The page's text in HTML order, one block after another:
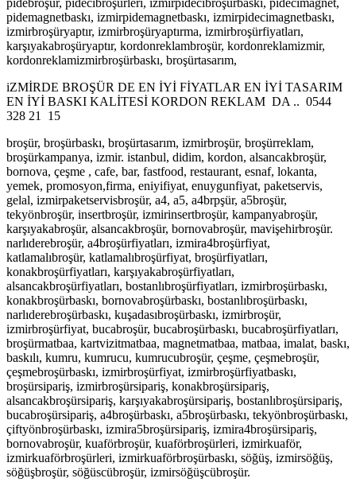
pidebroşür, pidecibroşürleri, izmirpidecibroşürbaskı, pidecimagnet,
pidemagnetbaskı, izmirpidemagnetbaskı, izmirpidecimagnetbaskı,
izmirbroşüryaptır, izmirbroşüryaptırma, izmirbroşürfiyatları,
karşıyakabroşüryaptır, kordonreklambroşür, kordonreklamizmir,
kordonreklamizmirbroşürbaskı, broşürtasarım,
iZMİRDE BROŞÜR DE EN İYİ FİYATLAR EN İYİ TASARIM
EN İYİ BASKI KALİTESİ KORDON REKLAM DA .. 0544
328 21 15
broşür, broşürbaskı, broşürtasarım, izmirbroşür, broşürreklam,
broşürkampanya, izmir. istanbul, didim, kordon, alsancakbroşür,
bornova, çeşme , cafe, bar, fastfood, restaurant, esnaf, lokanta,
yemek, promosyon,firma, eniyifiyat, enuygunfiyat, paketservis,
gelal, izmirpaketservisbroşür, a4, a5, a4brpşür, a5broşür,
tekyönbroşür, insertbroşür, izmirinsertbroşür, kampanyabroşür,
karşıyakabroşür, alsancakbroşür, bornovabroşür, mavişehirbroşür.
narlıderebroşür, a4broşürfiyatları, izmira4broşürfiyat,
katlamalıbroşür, katlamalıbroşürfiyat, broşürfiyatları,
konakbroşürfiyatları, karşıyakabroşürfiyatları,
alsancakbroşürfiyatları, bostanlıbroşürfiyatları, izmirbroşürbaskı,
konakbroşürbaskı, bornovabroşürbaskı, bostanlıbroşürbaskı,
narlıderebroşürbaskı, kuşadasıbroşürbaskı, izmirbroşür,
izmirbroşürfiyat, bucabroşür, bucabroşürbaskı, bucabroşürfiyatları,
broşürmatbaa, kartvizitmatbaa, magnetmatbaa, matbaa, imalat, baskı,
baskılı, kumru, kumrucu, kumrucubroşür, çeşme, çeşmebroşür,
çeşmebroşürbaskı, izmirbroşürfiyat, izmirbroşürfiyatbaskı,
broşürsipariş, izmirbroşürsipariş, konakbroşürsipariş,
alsancakbroşürsipariş, karşıyakabroşürsipariş, bostanlıbroşürsipariş,
bucabroşürsipariş, a4broşürbaskı, a5broşürbaskı, tekyönbroşürbaskı,
çiftyönbroşürbaskı, izmira5broşürsipariş, izmira4broşürsipariş,
bornovabroşür, kuaförbroşür, kuaförbroşürleri, izmirkuaför,
izmirkuaförbroşürleri, izmirkuaförbroşürbaskı, söğüş, izmirsöğüş,
söğüşbroşür, söğüscübroşür, izmirsöğüşcübroşür.